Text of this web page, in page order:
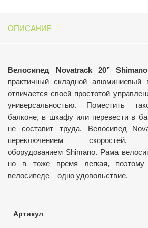
ОПИСАНИЕ
Велосипед Novatrack 20’’
практичный складной алюминиевый
отличается своей простотой
универсальностью. Поместить
балконе, в шкафу или перевести в
не составит труда. Велосипед
переключением скоростей,
оборудованием Shimano. Рама
но в тоже время легкая, поэтому
велосипеде – одно удовольствие.
Артикул